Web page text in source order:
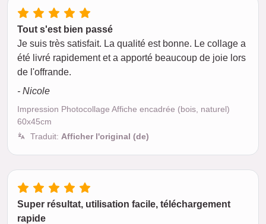
Tout s'est bien passé
Je suis très satisfait. La qualité est bonne. Le collage a
été livré rapidement et a apporté beaucoup de joie lors
de l'offrande.
- Nicole
Impression Photocollage Affiche encadrée (bois, naturel)
60x45cm
Traduit: Afficher l'original (de)
Super résultat, utilisation facile, téléchargement
rapide